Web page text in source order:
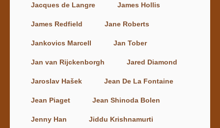
Jacques de Langre James Hollis
James Redfield Jane Roberts
Jankovics Marcell Jan Tober
Jan van Rijckenborgh Jared Diamond
Jaroslav Hašek Jean De La Fontaine
Jean Piaget Jean Shinoda Bolen
Jenny Han Jiddu Krishnamurti